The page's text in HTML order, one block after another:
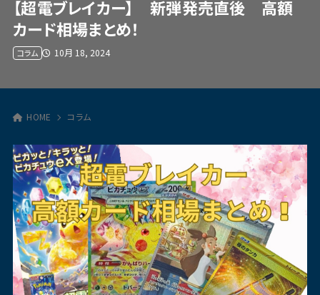
【超電ブレイカー】 新弾発売直後 高額
カード相場まとめ！
10月 18, 2024
コラム
HOME コラム